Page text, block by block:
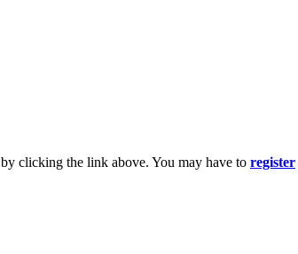
by clicking the link above. You may have to register